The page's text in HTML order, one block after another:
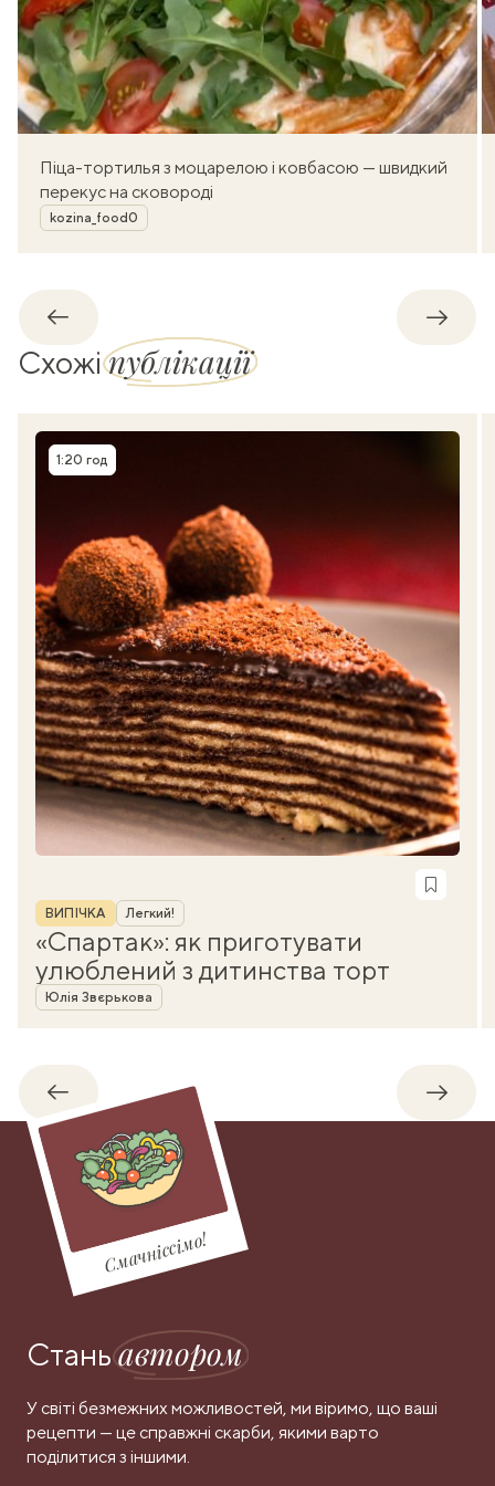
Піца-тортилья з моцарелою і ковбасою — швидкий
перекус на сковороді
Автор
kozina_food0
Назад
Схожіпублікації
Час приготування
1:20 год
Рубрика
ВИПІЧКА Легкий!
«Спартак»: як приготувати
улюблений з дитинства торт
Автор
Юлія Звєрькова
Назад
Смачніссімо!
Станьавтором
У світі безмежних можливостей, ми віримо, що ваші
рецепти — це справжні скарби, якими варто
поділитися з іншими.